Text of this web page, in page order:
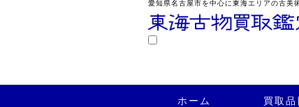
愛知県名古屋市を中心に東海エリアの古美
ホーム 買取品